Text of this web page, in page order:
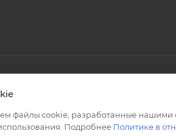
сантехники в Москве l-24.ru
файлы cookie, разработанные нашими
Подробнее Политике в